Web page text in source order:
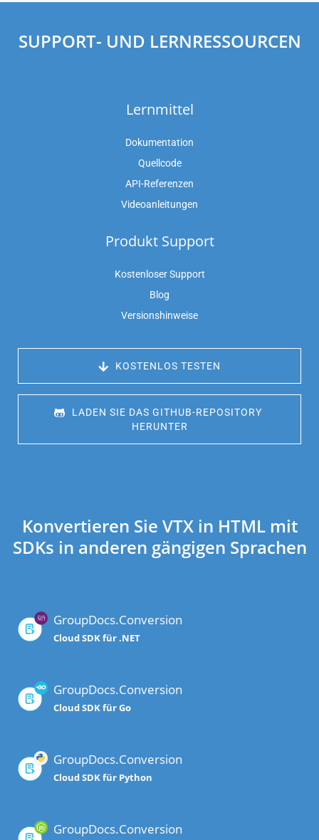
SUPPORT- UND LERNRESSOURCEN
Lernmittel
Dokumentation
Quellcode
API-Referenzen
Videoanleitungen
Produkt Support
Kostenloser Support
Blog
Versionshinweise
KOSTENLOS TESTEN
LADEN SIE DAS GITHUB-REPOSITORY
HERUNTER
Konvertieren Sie VTX in HTML mit
SDKs in anderen gängigen Sprachen
GroupDocs.Conversion
Cloud SDK für .NET
GroupDocs.Conversion
Cloud SDK für Go
GroupDocs.Conversion
Cloud SDK für Python
GroupDocs.Conversion